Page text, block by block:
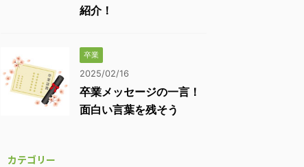
紹介！
卒業
2025/02/16
卒業メッセージの一言！
面白い言葉を残そう
カテゴリー